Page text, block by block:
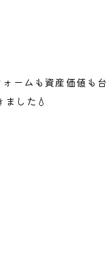
ームも資産価値も台
した💧